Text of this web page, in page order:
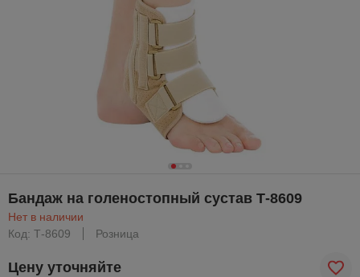
Бандаж на голеностопный сустав Т-8609
Нет в наличии
Код: Т-8609
Розница
Цену уточняйте